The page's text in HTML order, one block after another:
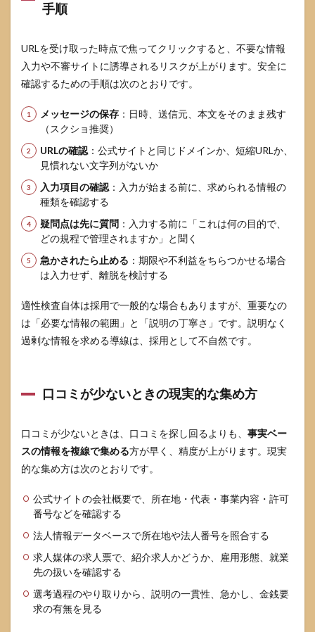
手順
URLを受け取った時点で焦ってクリックすると、不要な情報
入力や不審サイトに誘導されるリスクが上がります。安全に
確認するための手順は次のとおりです。
メッセージの保存 ：日時、送信元、本文をそのまま残す
（スクショ推奨）
URLの確認 ：公式サイトと同じドメインか、短縮URLか、
見慣れない文字列がないか
入力項目の確認 ：入力が始まる前に、求められる情報の
種類を確認する
疑問点は先に質問 ：入力する前に「これは何の目的で、
どの規程で管理されますか」と聞く
急かされたら止める ：期限や不利益をちらつかせる場合
は入力せず、離脱を検討する
適性検査自体は採用で一般的な場合もありますが、重要なの
は「必要な情報の範囲」と「説明の丁寧さ」です。説明なく
過剰な情報を求める導線は、採用として不自然です。
口コミが少ないときの現実的な集め方
口コミが少ないときは、口コミを探し回るよりも、 事実ベー
スの情報を複線で集める方が早く、精度が上がります。現実
的な集め方は次のとおりです。
公式サイトの会社概要で、所在地・代表・事業内容・許可
番号などを確認する
法人情報データベースで所在地や法人番号を照合する
求人媒体の求人票で、紹介求人かどうか、雇用形態、就業
先の扱いを確認する
選考過程のやり取りから、説明の一貫性、急かし、金銭要
求の有無を見る